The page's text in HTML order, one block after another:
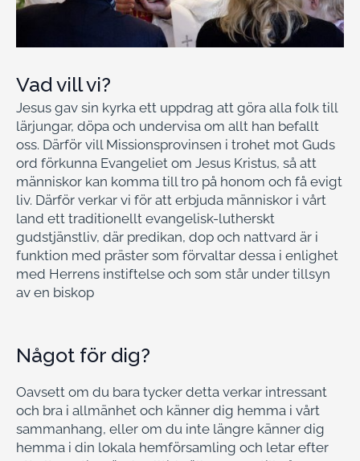
Vad vill vi?
Jesus gav sin kyrka ett uppdrag att göra alla folk till
lärjungar, döpa och undervisa om allt han befallt
oss. Därför vill Missionsprovinsen i trohet mot Guds
ord förkunna Evangeliet om Jesus Kristus, så att
människor kan komma till tro på honom och få evigt
liv. Därför verkar vi för att erbjuda människor i vårt
land ett traditionellt evangelisk-lutherskt
gudstjänstliv, där predikan, dop och nattvard är i
funktion med präster som förvaltar dessa i enlighet
med Herrens instiftelse och som står under tillsyn
av en biskop
Något för dig?
Oavsett om du bara tycker detta verkar intressant
och bra i allmänhet och känner dig hemma i vårt
sammanhang, eller om du inte längre känner dig
hemma i din lokala hemförsamling och letar efter